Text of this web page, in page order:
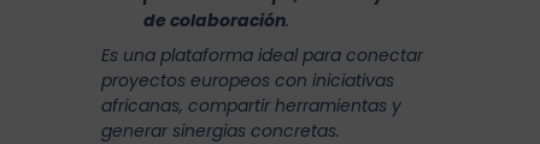
de colaboración.
Es una plataforma ideal para conectar
proyectos europeos con iniciativas
africanas, compartir herramientas y
generar sinergias concretas.